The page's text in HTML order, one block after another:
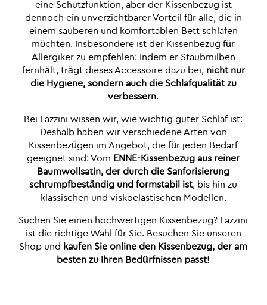
eine Schutzfunktion, aber der Kissenbezug ist
dennoch ein unverzichtbarer Vorteil für alle, die in
einem sauberen und komfortablen Bett schlafen
möchten. Insbesondere ist der Kissenbezug für
Allergiker zu empfehlen: Indem er Staubmilben
fernhält, trägt dieses Accessoire dazu bei, nicht nur
die Hygiene, sondern auch die Schlafqualität zu
verbessern.
Bei Fazzini wissen wir, wie wichtig guter Schlaf ist:
Deshalb haben wir verschiedene Arten von
Kissenbezügen im Angebot, die für jeden Bedarf
geeignet sind: Vom ENNE-Kissenbezug aus reiner
Baumwollsatin, der durch die Sanforisierung
schrumpfbeständig und formstabil ist, bis hin zu
klassischen und viskoelastischen Modellen.
Suchen Sie einen hochwertigen Kissenbezug? Fazzini
ist die richtige Wahl für Sie. Besuchen Sie unseren
Shop und kaufen Sie online den Kissenbezug, der am
besten zu Ihren Bedürfnissen passt!